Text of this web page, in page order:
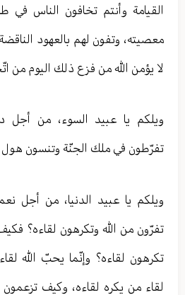
القيامة وأنتم تخافون الناس في
معصيته، وتفون لهم بالعهود
لا يؤمن الله من فزع ذلك اليوم من
ويلكم يا عبيد السوء، من أجل
تفرّطون في ملك الجنّة وتنسون هول
ويلكم يا عبيد الدنيا، من أجل
تفرّون من الله وتكرهون لقاءه؟
تكرهون لقاءه؟ وإنّما يحبّ الله
لقاء من يكره لقاءه، وكيف تزعمون